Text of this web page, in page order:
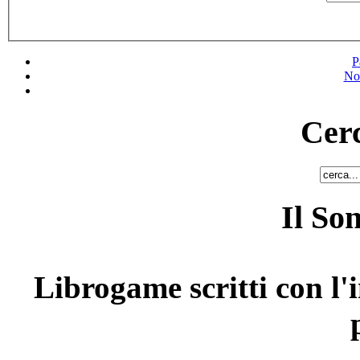
Il
Librogame scritti con